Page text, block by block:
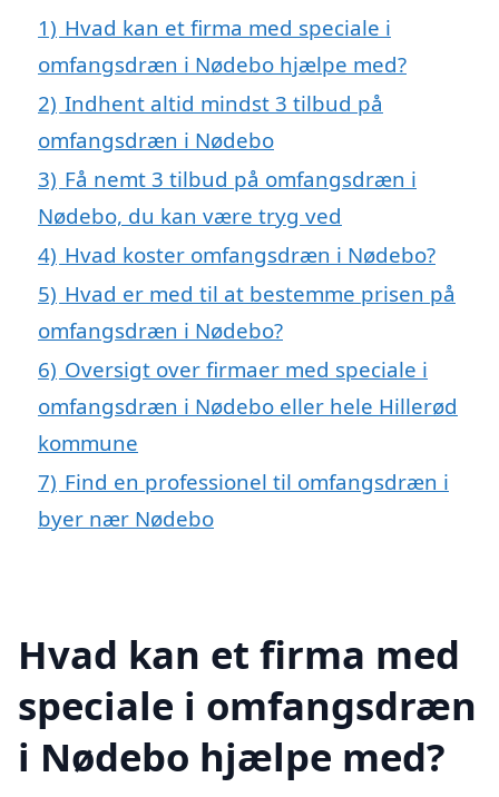
1) Hvad kan et firma med speciale i
omfangsdræn i Nødebo hjælpe med?
2) Indhent altid mindst 3 tilbud på
omfangsdræn i Nødebo
3) Få nemt 3 tilbud på omfangsdræn i
Nødebo, du kan være tryg ved
4) Hvad koster omfangsdræn i Nødebo?
5) Hvad er med til at bestemme prisen på
omfangsdræn i Nødebo?
6) Oversigt over firmaer med speciale i
omfangsdræn i Nødebo eller hele Hillerød
kommune
7) Find en professionel til omfangsdræn i
byer nær Nødebo
Hvad kan et firma med
speciale i omfangsdræn
i Nødebo hjælpe med?